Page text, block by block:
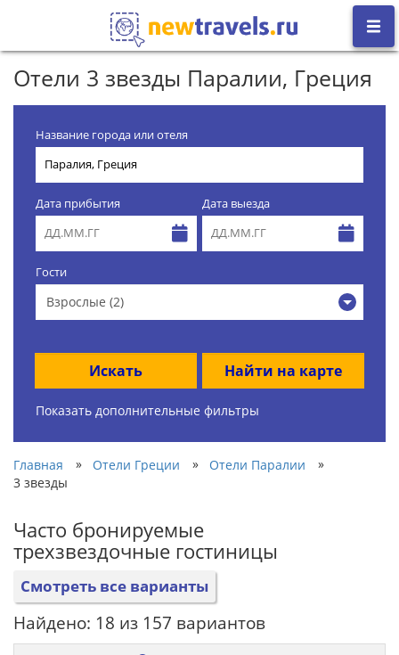
Отели 3 звезды Паралии, Греция
Название города или отеля
Дата прибытия Дата выезда
Гости
Взрослые (2)
Искать Найти на карте
Показать дополнительные фильтры
Главная » Отели Греции » Отели Паралии
»
3 звезды
Часто бронируемые
трехзвездочные гостиницы
Смотреть все варианты
Найдено: 18 из 157 вариантов